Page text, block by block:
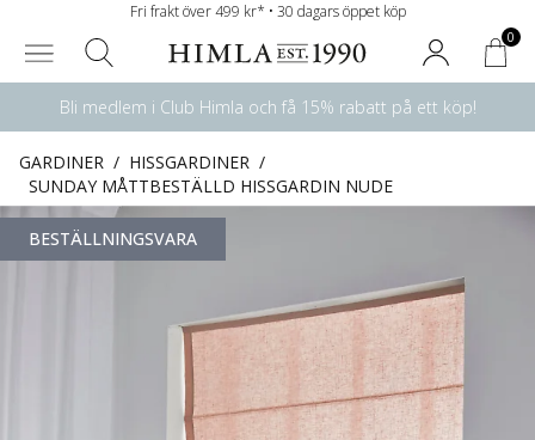
Fri frakt över 499 kr* • 30 dagars öppet köp
0
Bli medlem i Club Himla och få 15% rabatt på ett köp!
GARDINER / HISSGARDINER /
SUNDAY MÅTTBESTÄLLD HISSGARDIN NUDE
BESTÄLLNINGSVARA